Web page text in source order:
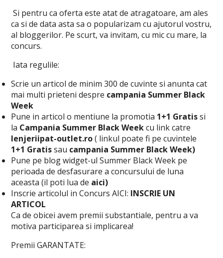
Si pentru ca oferta este atat de atragatoare, am ales
ca si de data asta sa o popularizam cu ajutorul vostru,
al bloggerilor. Pe scurt, va invitam, cu mic cu mare, la
concurs.
Iata regulile:
Scrie un articol de minim 300 de cuvinte si anunta cat
mai multi prieteni despre campania Summer Black
Week
Pune in articol o mentiune la promotia 1+1 Gratissi
la Campania Summer Black Weekcu link catre
lenjeriipat-outlet.ro( linkul poate fi pe cuvintele
1+1 Gratissau campania Summer Black Week)
Pune pe blog widget-ul Summer Black Week pe
perioada de desfasurare a concursului de luna
aceasta (il poti lua de aici)
Inscrie articolul in Concurs AICI: INSCRIE UN
ARTICOL
Ca de obicei avem premii substantiale, pentru a va
motiva participarea si implicarea!
Premii GARANTATE: